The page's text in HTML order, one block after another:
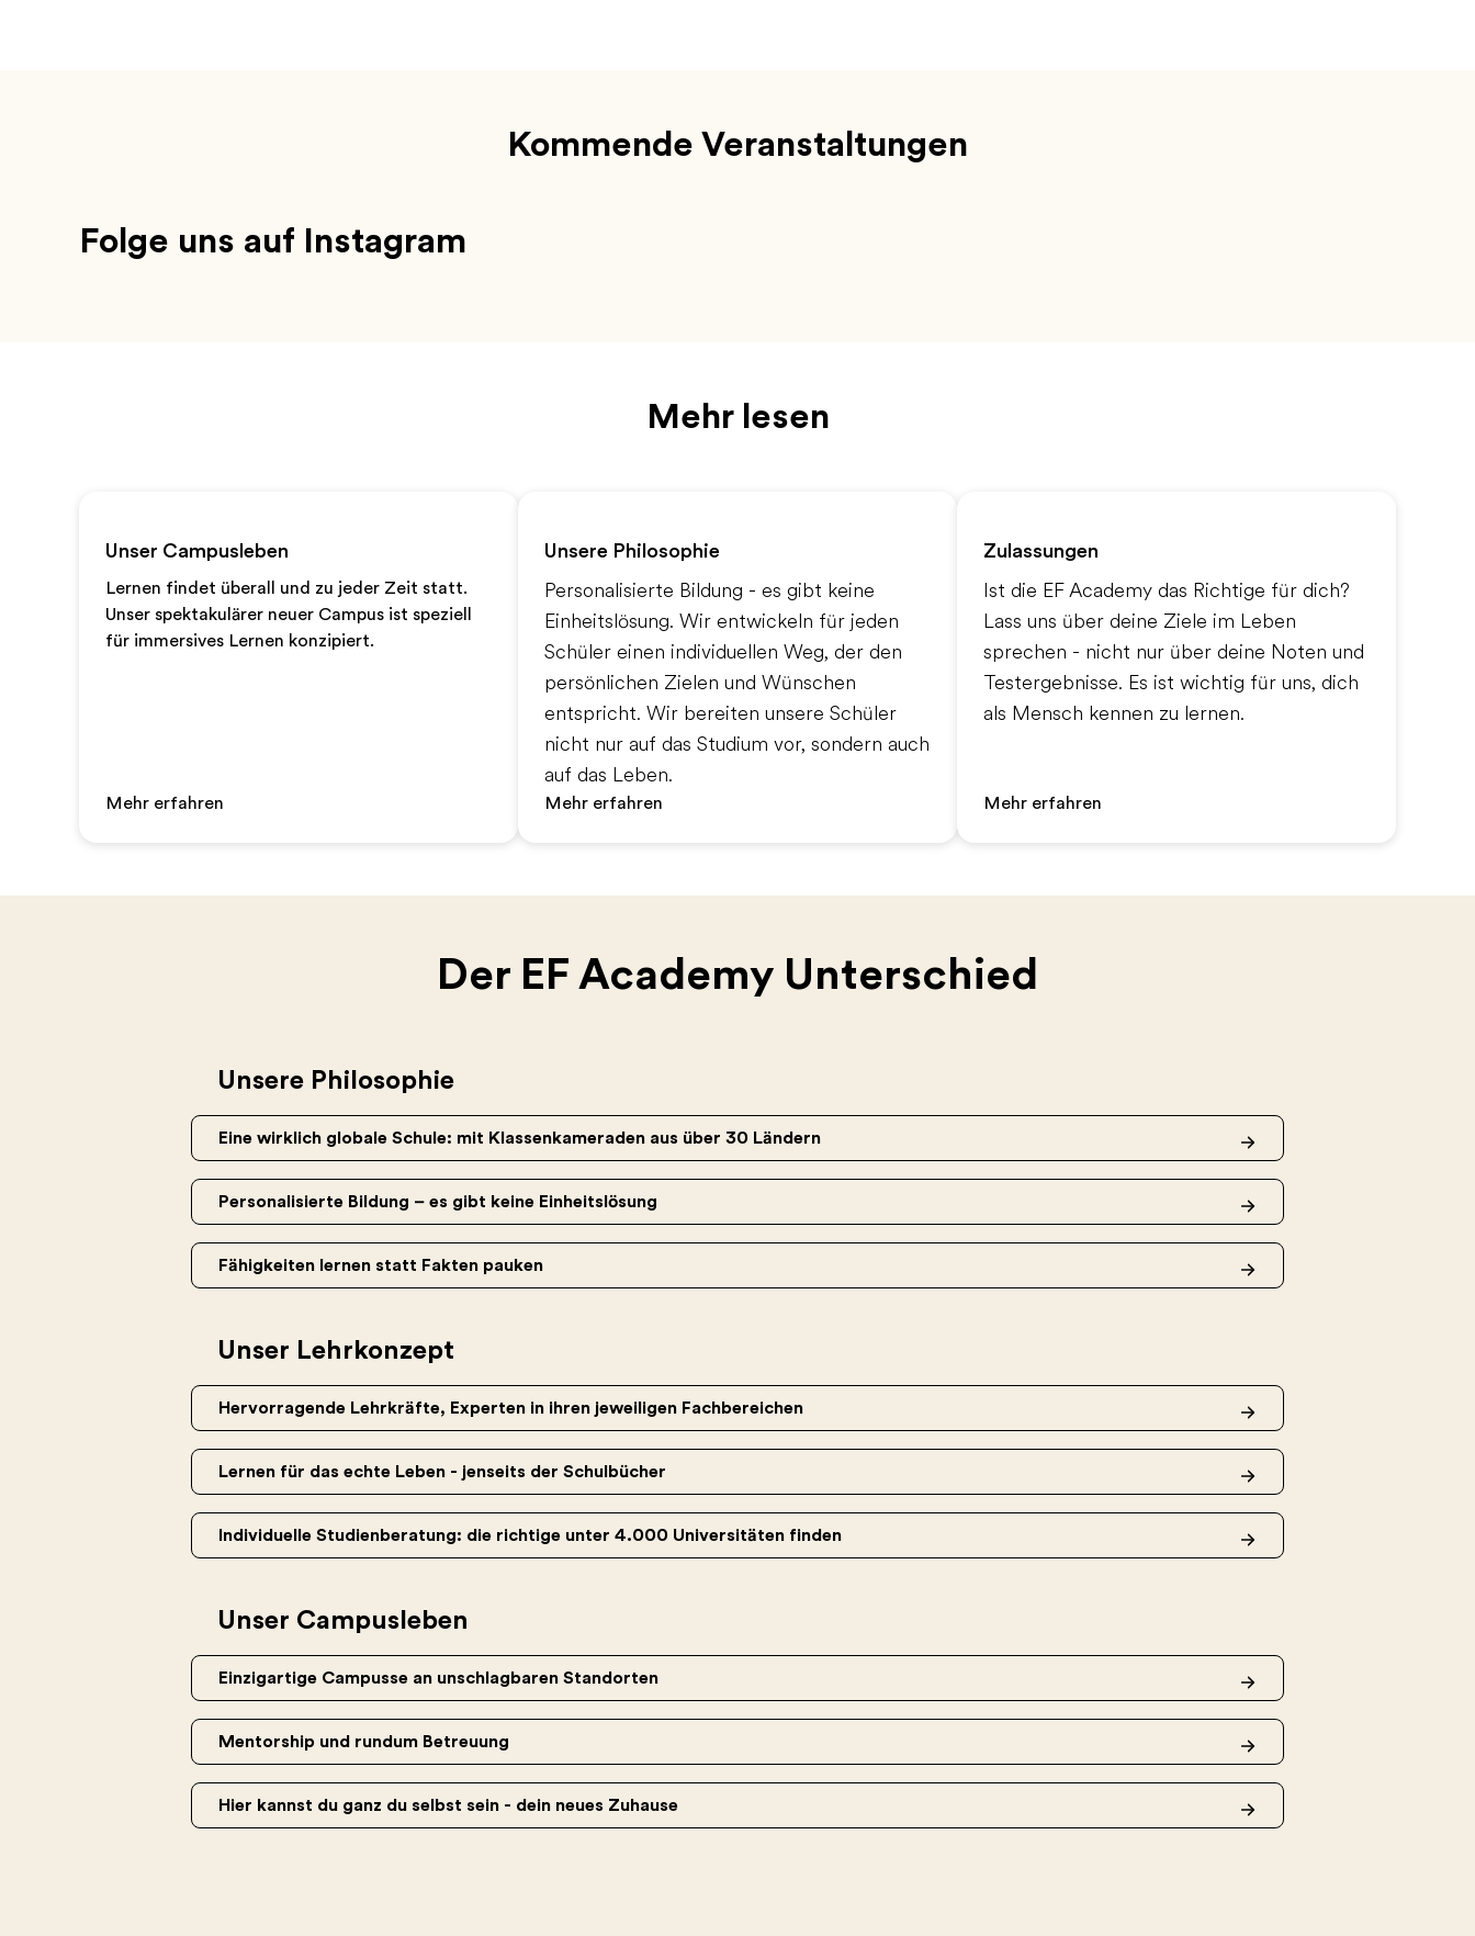
Kommende Veranstaltungen
Folge uns auf Instagram
Mehr lesen
Unser Campusleben
Lernen findet überall und zu jeder Zeit statt.
Unser spektakulärer neuer Campus ist speziell
für immersives Lernen konzipiert.
Mehr erfahren
Unsere Philosophie
Personalisierte Bildung - es gibt keine
Einheitslösung. Wir entwickeln für jeden
Schüler einen individuellen Weg, der den
persönlichen Zielen und Wünschen
entspricht. Wir bereiten unsere Schüler
nicht nur auf das Studium vor, sondern auch
auf das Leben.
Mehr erfahren
Zulassungen
Ist die EF Academy das Richtige für dich?
Lass uns über deine Ziele im Leben
sprechen - nicht nur über deine Noten und
Testergebnisse. Es ist wichtig für uns, dich
als Mensch kennen zu lernen.
Mehr erfahren
Der EF Academy Unterschied
Unsere Philosophie
Eine wirklich globale Schule: mit Klassenkameraden aus über 30 Ländern
Personalisierte Bildung – es gibt keine Einheitslösung
Fähigkeiten lernen statt Fakten pauken
Unser Lehrkonzept
Hervorragende Lehrkräfte, Experten in ihren jeweiligen Fachbereichen
Lernen für das echte Leben - jenseits der Schulbücher
Individuelle Studienberatung: die richtige unter 4.000 Universitäten finden
Unser Campusleben
Einzigartige Campusse an unschlagbaren Standorten
Mentorship und rundum Betreuung
Hier kannst du ganz du selbst sein - dein neues Zuhause